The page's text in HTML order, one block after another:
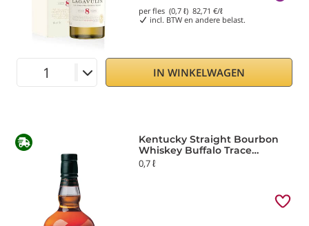
per fles (0,7 ℓ) 82,71 €/ℓ
incl. BTW en andere belast.
IN WINKELWAGEN
Kentucky Straight Bourbon
Whiskey Buffalo Trace
Distillery
0,7 ℓ